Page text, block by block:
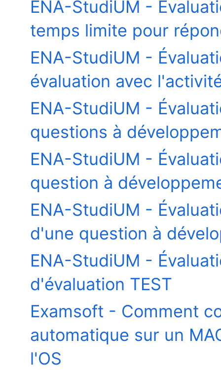
ENA-StudiUM -
temps limite pour
ENA-StudiUM -
évaluation avec
ENA-StudiUM -
questions à
ENA-StudiUM -
question à
ENA-StudiUM -
d'une question à
ENA-StudiUM -
d'évaluation TEST
Examsoft - Comment
automatique sur un
l'OS